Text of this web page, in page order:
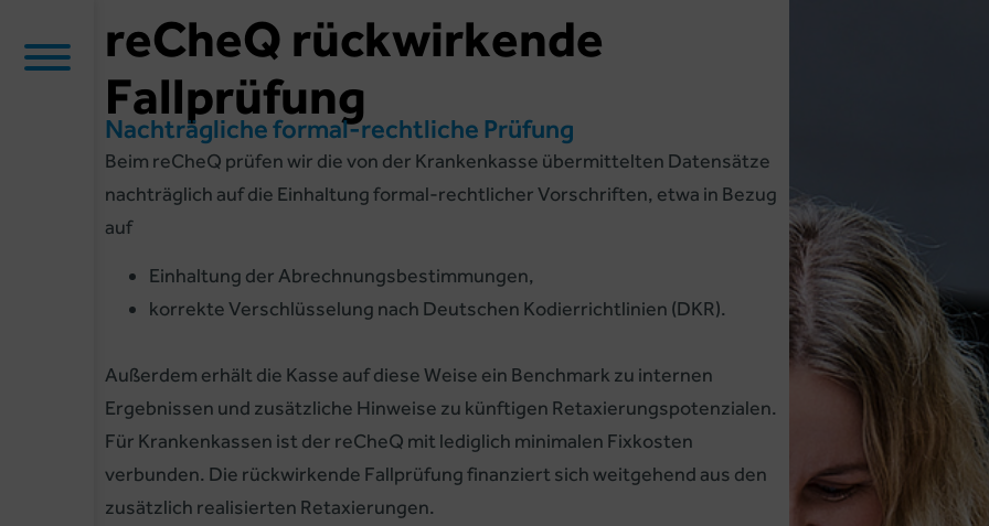
reCheQ rückwirkende
Fallprüfung
Nachträgliche formal-rechtliche Prüfung
Beim reCheQ prüfen wir die von der Krankenkasse übermittelten Datensätze
nachträglich auf die Einhaltung formal-rechtlicher Vorschriften, etwa in Bezug
auf
Einhaltung der Abrechnungsbestimmungen,
korrekte Verschlüsselung nach Deutschen Kodierrichtlinien (DKR).
Außerdem erhält die Kasse auf diese Weise ein Benchmark zu internen
Ergebnissen und zusätzliche Hinweise zu künftigen Retaxierungspotenzialen.
Für Krankenkassen ist der reCheQ mit lediglich minimalen Fixkosten
verbunden. Die rückwirkende Fallprüfung finanziert sich weitgehend aus den
zusätzlich realisierten Retaxierungen.